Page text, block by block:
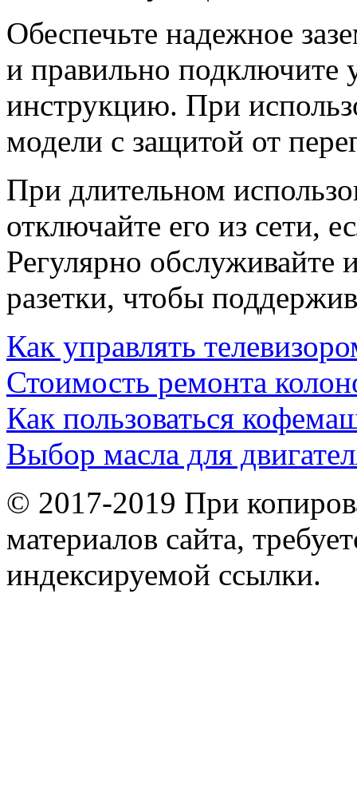
Обеспечьте надежное
и правильно подключите
инструкцию. При
модели с защитой от
При длительном
отключайте его из сети,
Регулярно обслуживайте
разетки, чтобы
Как управлять
Стоимость ремонта
Как пользоваться
Выбор масла для
© 2017-2019 При
материалов сайта,
индексируемой ссылки.